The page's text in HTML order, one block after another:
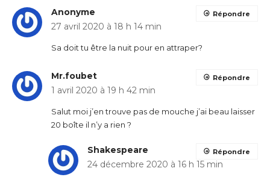
Anonyme
27 avril 2020 à 18 h 14 min
Sa doit tu être la nuit pour en attraper?
Répondre
Mr.foubet
1 avril 2020 à 19 h 42 min
Salut moi j’en trouve pas de mouche j’ai beau laisser
20 boîte il n’y a rien ?
Répondre
Shakespeare
24 décembre 2020 à 16 h 15 min
Répondre